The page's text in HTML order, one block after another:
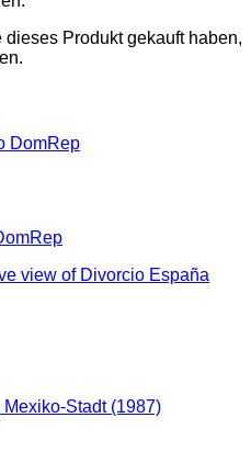
Produkt gekauft haben,